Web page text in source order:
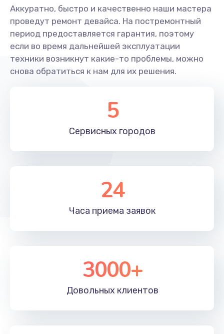
Аккуратно, быстро и качественно наши мастера
проведут ремонт девайса. На постремонтный
период предоставляется гарантия, поэтому
если во время дальнейшей эксплуатации
техники возникнут какие-то проблемы, можно
снова обратиться к нам для их решения.
5
Сервисных городов
24
Часа приема заявок
3000+
Довольных клиентов